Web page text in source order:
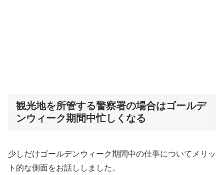
観光地を所管する警察署の場合はゴールデ
ンウィーク期間中忙しくなる
少しだけゴールデンウィーク期間中の仕事についてメリッ
ト的な側面をお話ししました。